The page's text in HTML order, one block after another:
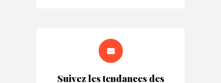
Suivez les tendances des